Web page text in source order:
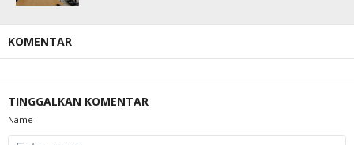
KOMENTAR
TINGGALKAN KOMENTAR
Name